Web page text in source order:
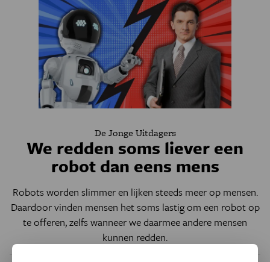
De Jonge Uitdagers
We redden soms liever een
robot dan eens mens
Robots worden slimmer en lijken steeds meer op mensen.
Daardoor vinden mensen het soms lastig om een robot op
te offeren, zelfs wanneer we daarmee andere mensen
kunnen redden.